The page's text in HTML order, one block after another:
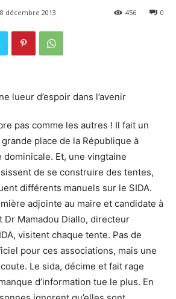
décembre 2013 0
456
pas comme les autres ! Il fait un
place de la République à
Et, une vingtaine
de se construire des tentes,
différents manuels sur le SIDA.
adjointe au maire et candidate à
Dr Mamadou Diallo, directeur
visitent chaque tente. Pas de
pour ces associations, mais une
Le sida, décime et fait rage
d’information tue le plus. En